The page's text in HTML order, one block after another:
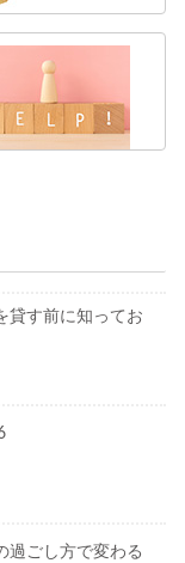
貸す前に知ってお
過ごし方で変わる